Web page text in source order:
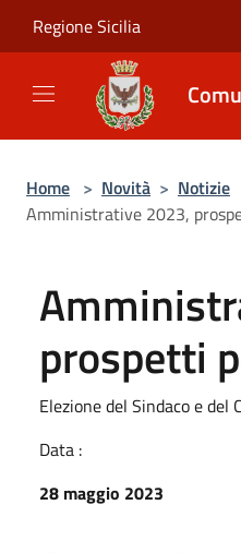
Regione Sicilia
Home > Novità > Notizie
Amministrative 2023,
prospetti
Elezione del Sindaco e del
Data :
28 maggio 2023